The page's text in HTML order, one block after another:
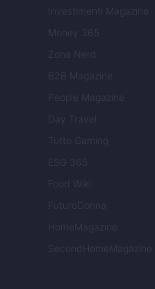
Investimenti Magazine
Money 365
Zona Nerd
B2B Magazine
People Magazine
Day Travel
Tutto Gaming
ESG 365
Food Wiki
FuturoDonna
HomeMagazine
SecondHomeMagazine